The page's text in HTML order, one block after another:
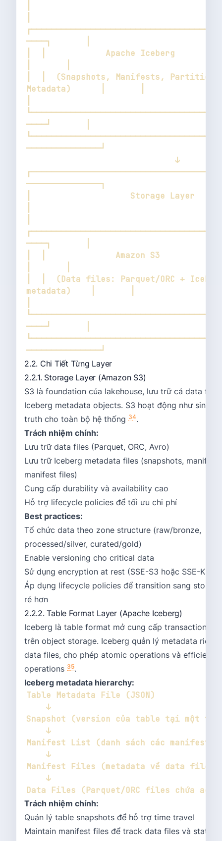
│  │            Apache Iceberg
│  │  (Snapshots, Manifests, Partition
│                    Storage Layer
│  │              Amazon S3
│  │  (Data files: Parquet/ORC +
2.2. Chi Tiết Từng Layer
2.2.1. Storage Layer (Amazon S3)
S3 là foundation của lakehouse, lưu trữ cả data files
Iceberg metadata objects. S3 hoạt động như single
truth cho toàn bộ hệ thống 34.
Trách nhiệm chính:
Lưu trữ data files (Parquet, ORC, Avro)
Lưu trữ Iceberg metadata files (snapshots, manifest
manifest files)
Cung cấp durability và availability cao
Hỗ trợ lifecycle policies để tối ưu chi phí
Best practices:
Tổ chức data theo zone structure (raw/bronze,
processed/silver, curated/gold)
Enable versioning cho critical data
Sử dụng encryption at rest (SSE-S3 hoặc SSE-KMS)
Áp dụng lifecycle policies để transition sang
rẻ hơn
2.2.2. Table Format Layer (Apache Iceberg)
Iceberg là table format mở cung cấp transactional
trên object storage. Iceberg quản lý metadata riêng
data files, cho phép atomic operations và efficient
operations 35.
Iceberg metadata hierarchy:
Trách nhiệm chính:
Quản lý table snapshots để hỗ trợ time travel
Maintain manifest files để track data files và